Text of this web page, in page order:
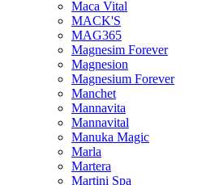
Maca Vital
MACK'S
MAG365
Magnesim Forever
Magnesion
Magnesium Forever
Manchet
Mannavita
Mannavital
Manuka Magic
Marla
Martera
Martini Spa